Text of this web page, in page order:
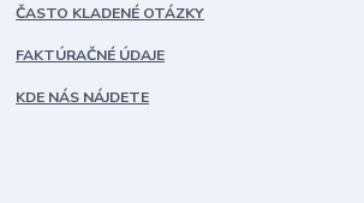
ČASTO KLADENÉ OTÁZKY
FAKTÚRAČNÉ ÚDAJE
KDE NÁS NÁJDETE